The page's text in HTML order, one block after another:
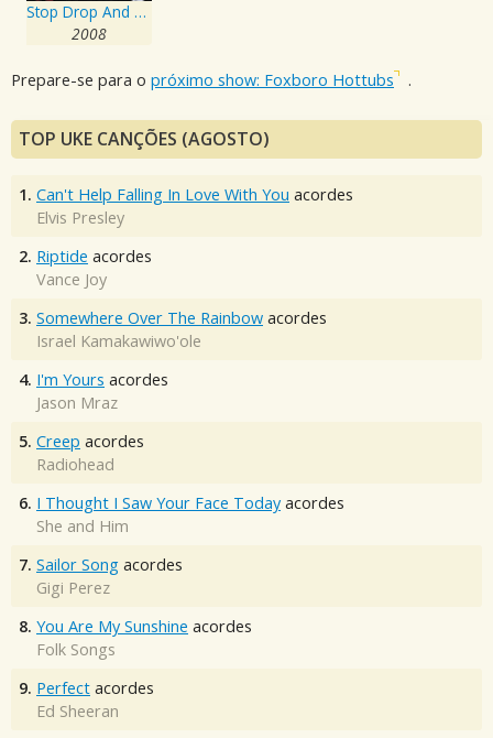
Stop Drop And Roll!!!
2008
Prepare-se para o próximo show: Foxboro Hottubs .
TOP UKE CANÇÕES (AGOSTO)
1. Can't Help Falling In Love With You acordes
Elvis Presley
2. Riptide acordes
Vance Joy
3. Somewhere Over The Rainbow acordes
Israel Kamakawiwo'ole
4. I'm Yours acordes
Jason Mraz
5. Creep acordes
Radiohead
6. I Thought I Saw Your Face Today acordes
She and Him
7. Sailor Song acordes
Gigi Perez
8. You Are My Sunshine acordes
Folk Songs
9. Perfect acordes
Ed Sheeran